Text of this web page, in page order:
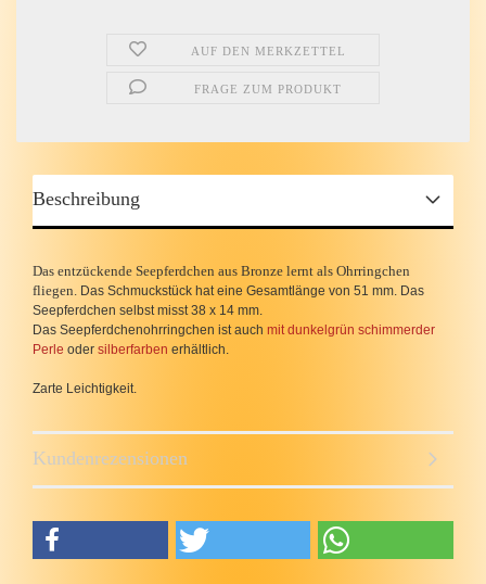
AUF DEN MERKZETTEL
FRAGE ZUM PRODUKT
Beschreibung
Das entzückende Seepferdchen aus Bronze lernt als Ohrringchen
fliegen. Das Schmuckstück hat eine Gesamtlänge von 51 mm. Das
Seepferdchen selbst misst 38 x 14 mm.
Das Seepferdchenohrringchen ist auch mit dunkelgrün schimmerder
Perle oder silberfarben erhältlich.
Zarte Leichtigkeit.
Kundenrezensionen